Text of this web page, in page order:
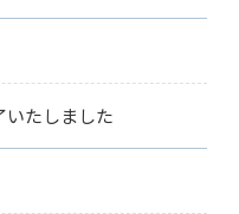
いたしました